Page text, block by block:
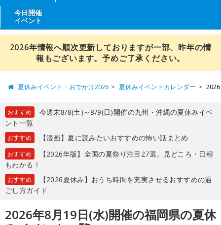
今日開催
イベント
2026年情報へ順次更新しておりますが一部、昨年の情
報もございます。予めご了承ください。
夏休みイベント・おでかけ2026 夏休みイベントカレンダー
おすすめ
今週末8/8(土)～8/9(日)開催の九州・沖縄の夏休みイベ
ント一覧
おすすめ 【漫画】夏に読みたいおすすめの怖い話まとめ
おすすめ
【2026年版】全国の夏祭り注目27選。見どころ・日程
もわかる！
おすすめ
【2026夏休み】おうち時間を充実させるおすすめの過
ごし方ガイド
2026年8月19日(水)開催の福岡県の夏休